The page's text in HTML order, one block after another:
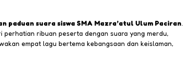
paduan suara siswa SMA Mazra’atul Ulum Paciran.
ribuan peserta dengan suara yang merdu,
empat lagu bertema kebangsaan dan keislaman,